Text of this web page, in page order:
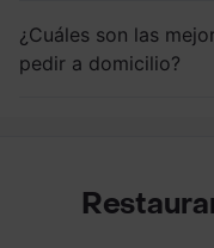
¿Cuáles son las
pedir a domicilio?